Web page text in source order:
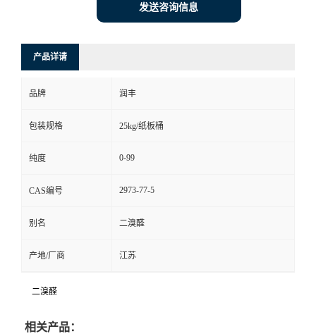
发送咨询信息
产品详请
品牌 润丰
包装规格 25kg/纸板桶
纯度 0-99
CAS编号 2973-77-5
别名 二溴醛
产地/厂商 江苏
二溴醛
相关产品：